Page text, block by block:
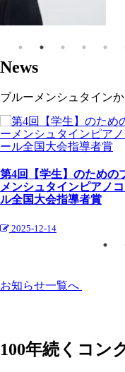
News
ブルーメンシュタイン
第4回【学生】のための
メンシュタインピアノ
ル全国大会指導者賞
2025-12-14
お知らせ一覧へ
100年続くコン